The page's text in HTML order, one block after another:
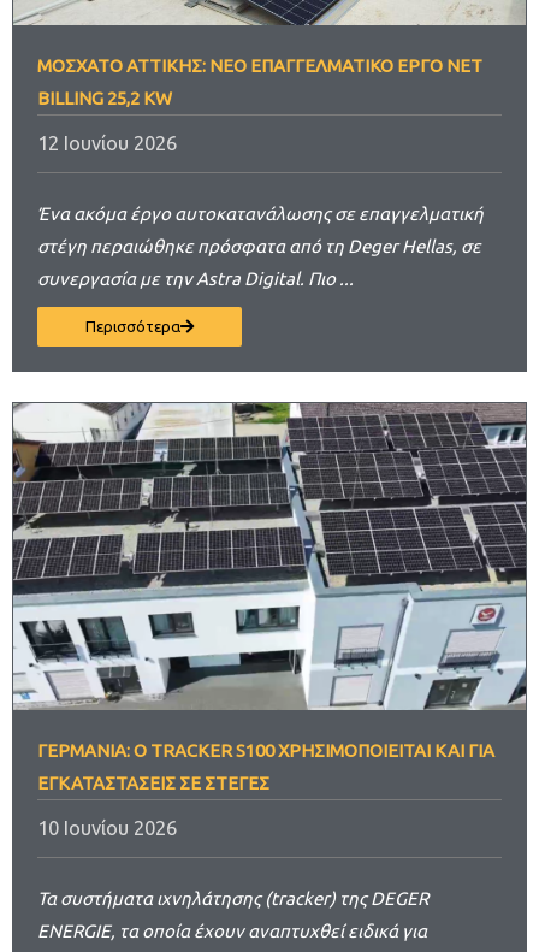
ΜΟΣΧΆΤΟ ΑΤΤΙΚΉΣ: ΝΈΟ ΕΠΑΓΓΕΛΜΑΤΙΚΌ ΈΡΓΟ NET
BILLING 25,2 KW
12 Ιουνίου 2026
Ένα ακόμα έργο αυτοκατανάλωσης σε επαγγελματική
στέγη περαιώθηκε πρόσφατα από τη Deger Hellas, σε
συνεργασία με την Astra Digital. Πιο ...
Περισσότερα
ΓΕΡΜΑΝΊΑ: O TRACKER S100 ΧΡΗΣΙΜΟΠΟΙΕΊΤΑΙ ΚΑΙ ΓΙΑ
ΕΓΚΑΤΑΣΤΆΣΕΙΣ ΣΕ ΣΤΈΓΕΣ
10 Ιουνίου 2026
Τα συστήματα ιχνηλάτησης (tracker) της DEGER
ENERGIE, τα οποία έχουν αναπτυχθεί ειδικά για